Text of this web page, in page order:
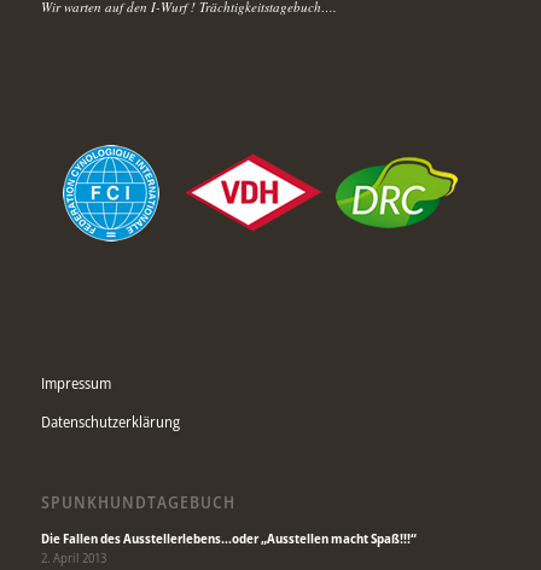
Wir warten auf den I-Wurf ! Trächtigkeitstagebuch….
Impressum
Datenschutzerklärung
SPUNKHUNDTAGEBUCH
Die Fallen des Ausstellerlebens…oder „Ausstellen macht Spaß!!!“
2. April 2013